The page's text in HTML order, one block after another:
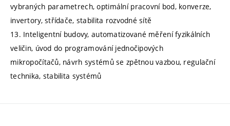
vybraných parametrech, optimální pracovní bod, konverze,
invertory, střídače, stabilita rozvodné sítě
13. Inteligentní budovy, automatizované měření fyzikálních
veličin, úvod do programování jednočipových
mikropočítačů, návrh systémů se zpětnou vazbou, regulační
technika, stabilita systémů